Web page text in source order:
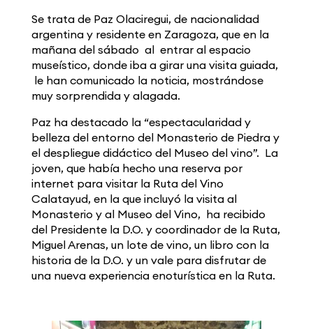
Se trata de Paz Olaciregui, de nacionalidad
argentina y residente en Zaragoza, que en la
mañana del sábado al entrar al espacio
museístico, donde iba a girar una visita guiada,
le han comunicado la noticia, mostrándose
muy sorprendida y alagada.
Paz ha destacado la “espectacularidad y
belleza del entorno del Monasterio de Piedra y
el despliegue didáctico del Museo del vino”. La
joven, que había hecho una reserva por
internet para visitar la Ruta del Vino
Calatayud, en la que incluyó la visita al
Monasterio y al Museo del Vino, ha recibido
del Presidente la D.O. y coordinador de la Ruta,
Miguel Arenas, un lote de vino, un libro con la
historia de la D.O. y un vale para disfrutar de
una nueva experiencia enoturística en la Ruta.